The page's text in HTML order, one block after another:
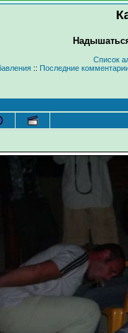
Список
:: Последние